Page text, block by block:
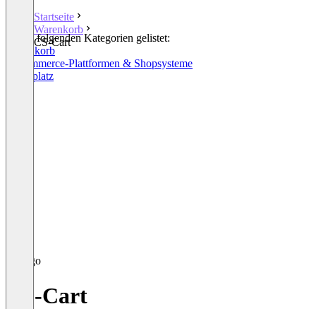
Startseite
Warenkorb
CS-Cart
In den folgenden Kategorien gelistet:
Warenkorb
E-Commerce-Plattformen & Shopsysteme
Marktplatz
CS-Cart